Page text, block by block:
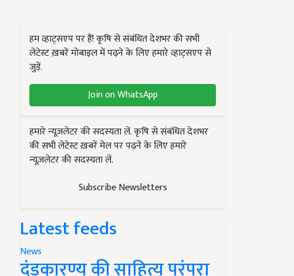
हम व्हाट्सएप पर हैं! कृषि से संबंधित देशभर की सभी
लेटेस्ट ख़बरें मोबाइल में पढ़ने के लिए हमारे व्हाट्सएप से
जुड़ें.
Join on WhatsApp
हमारे न्यूज़लेटर की सदस्यता लें. कृषि से संबंधित देशभर
की सभी लेटेस्ट ख़बरें मेल पर पढ़ने के लिए हमारे
न्यूज़लेटर की सदस्यता लें.
Subscribe Newsletters
Latest feeds
News